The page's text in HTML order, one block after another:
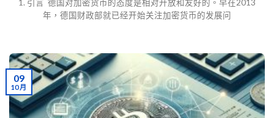
1. 引言 德国对加密货币的态度是相对开放和友好的。早在2013
年，德国财政部就已经开始关注加密货币的发展问
09
10 月